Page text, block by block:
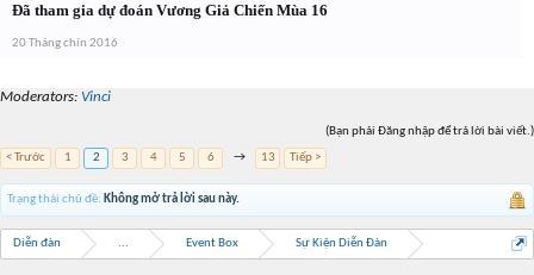
Đã tham gia dự đoán Vương Giả Chiến Mùa 16
20 Tháng chín 2016
Moderators: Vinci
(Bạn phải Đăng nhập để trả lời bài viết.)
< Trước
1 2 3 4 5 6 → 13 Tiếp >
Trạng thái chủ đề: Không mở trả lời sau này.
Diễn đàn ... Event Box Sự Kiện Diễn Đàn